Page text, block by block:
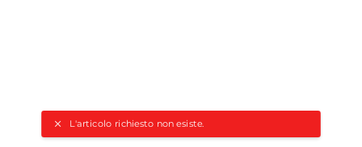
L'articolo richiesto non esiste.